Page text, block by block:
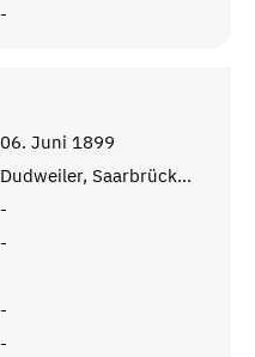
-
06. Juni 1899
Dudweiler, Saarbrücken
-
-
-
-